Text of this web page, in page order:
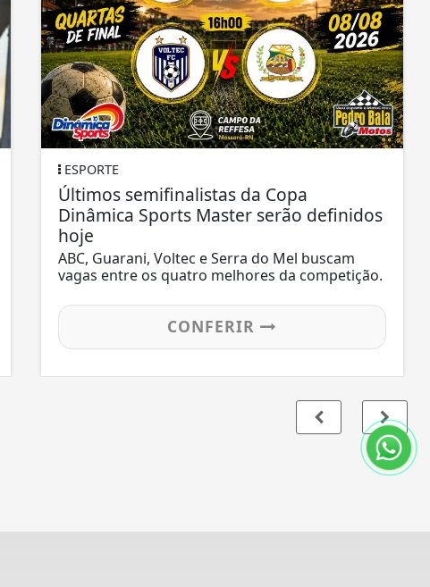
ESPORTE
Últimos semifinalistas da Copa
Dinâmica Sports Master serão definidos
hoje
ABC, Guarani, Voltec e Serra do Mel buscam
vagas entre os quatro melhores da competição.
CONFERIR